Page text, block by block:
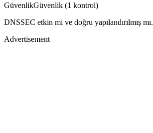
GüvenlikGüvenlik (1 kontrol)
DNSSEC etkin mi ve doğru yapılandırılmış mı.
Advertisement